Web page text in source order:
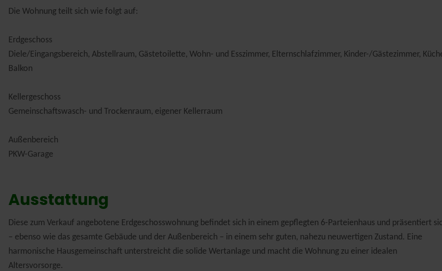
Die Wohnung teilt sich wie folgt auf:
Erdgeschoss
Diele/Eingangsbereich, Abstellraum, Gästetoilette, Wohn- und Esszimmer, Elternschlafzimmer, Kinder-/Gästezimmer,
Balkon
Kellergeschoss
Gemeinschaftswasch- und Trockenraum, eigener Kellerraum
Außenbereich
PKW-Garage
Ausstattung
Diese zum Verkauf angebotene Erdgeschosswohnung befindet sich in einem gepflegten 6-Parteienhaus und präsentiert
– ebenso wie das gesamte Gebäude und der Außenbereich – in einem sehr guten, nahezu neuwertigen Zustand. Eine
harmonische Hausgemeinschaft unterstreicht die solide Wertanlage und macht die Wohnung zu einer idealen
Altersvorsorge.